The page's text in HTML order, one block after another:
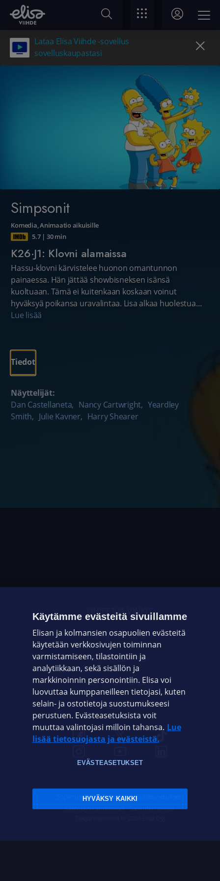
Lataa Elisa Viihde -sovellus
sovelluskaupastasi
Simpsonit
Komedia,Animaatio aikuisille
5.7| 30 min
K26·J1: Klovni alamaissa
Hassu-klovni kärvistelee huonon omantunnon
painaessa. Hän jättää showbisneksen isänsä
kuoltuaan. Tämä ei kuitenkaan koskaan voinut
hyväksyä poikansa uravalintaa. Lisa alkaa huolestua
Homerin terveydentilasta ja elinajanodotteesta.
Lue lisää
Tiedot
Näyttelijät:
Dan Castellaneta, Nancy Cartwright, Yeardley
Smith, Julie Kavner, Harry Shearer
OHJEET JA VINKIT
OMAYHTEISÖ
VIANSELVITYS
ASIAKASPALVELU
ELISA.FI
Sopimusehdot Tietosuoja Evästeasetukset
Sääntelyviranomaiset Saavutettavuus
Käytämme evästeitä sivuillamme
Elisan ja kolmansien osapuolien evästeitä
käytetään verkkosivujen toiminnan
varmistamiseen, tilastointiin ja
analytiikkaan, sekä sisällön ja
markkinoinnin personointiin. Elisa voi
luovuttaa kumppaneilleen tietojasi, kuten
selain- ja ostotietoja suostumukseesi
perustuen. Evästeasetuksista voit
muuttaa valintojasi milloin tahansa. Lue
lisää tietosuojasta ja evästeistä.
EVÄSTEASETUKSET
HYVÄKSY KAIKKI